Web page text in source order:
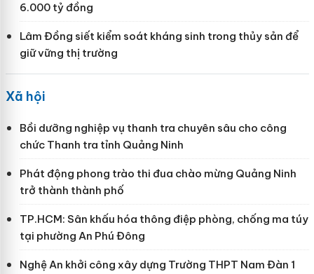
6.000 tỷ đồng
Lâm Đồng siết kiểm soát kháng sinh trong thủy sản để
giữ vững thị trường
Xã hội
Bồi dưỡng nghiệp vụ thanh tra chuyên sâu cho công
chức Thanh tra tỉnh Quảng Ninh
Phát động phong trào thi đua chào mừng Quảng Ninh
trở thành thành phố
TP.HCM: Sân khấu hóa thông điệp phòng, chống ma túy
tại phường An Phú Đông
Nghệ An khởi công xây dựng Trường THPT Nam Đàn 1